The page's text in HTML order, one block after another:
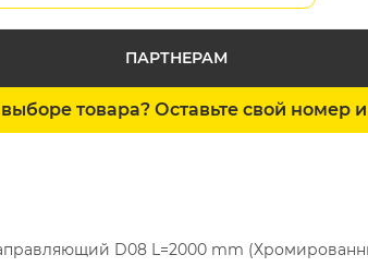
ПАРТНЕРАМ
товара? Оставьте свой
D08 L=2000 mm